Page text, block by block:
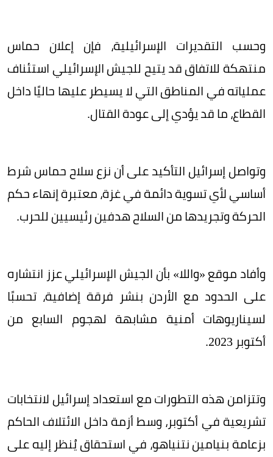
وحسب التقديرات الإسرائيلية، فإن إعلان حماس
منتهكة للاتفاق قد يتيح للجيش الإسرائيلي استئناف
عملياته في المناطق التي لا يسيطر عليها حاليًا داخل
القطاع، ما قد يؤدي إلى عودة القتال.
وتواصل إسرائيل التأكيد على أن نزع سلاح حماس شرط
أساسي لأي تسوية دائمة في غزة، معتبرة إنهاء حكم
الحركة وتجريدها من السلاح هدفين رئيسيين للحرب.
وأفاد موقع «واللا» بأن الجيش الإسرائيلي عزز انتشاره
على الحدود مع الأردن بنشر فرقة إضافية، تحسبًا
لسيناريوهات أمنية مشابهة لهجوم السابع من
أكتوبر 2023.
وتتزامن هذه التطورات مع استعداد إسرائيل لانتخابات
تشريعية في أكتوبر، وسط أزمة داخل الائتلاف الحاكم
بزعامة بنيامين نتنياهو، في استحقاق يُنظر إليه على